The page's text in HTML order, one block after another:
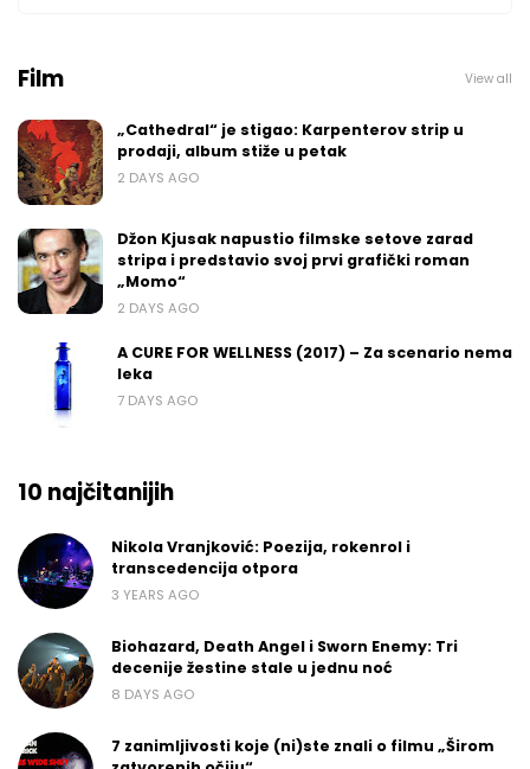
Film View all
„Cathedral“ je stigao: Karpenterov strip u
prodaji, album stiže u petak
2 DAYS AGO
Džon Kjusak napustio filmske setove zarad
stripa i predstavio svoj prvi grafički roman
„Momo“
2 DAYS AGO
A CURE FOR WELLNESS (2017) – Za scenario nema
leka
7 DAYS AGO
10 najčitanijih
Nikola Vranjković: Poezija, rokenrol i
transcedencija otpora
3 YEARS AGO
Biohazard, Death Angel i Sworn Enemy: Tri
decenije žestine stale u jednu noć
8 DAYS AGO
7 zanimljivosti koje (ni)ste znali o filmu „Širom